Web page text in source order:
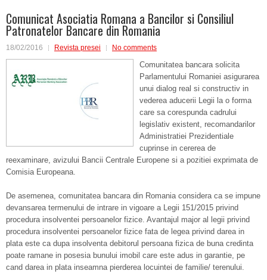
Comunicat Asociatia Romana a Bancilor si Consiliul
Patronatelor Bancare din Romania
18/02/2016 Revista presei No comments
Comunitatea bancara solicita
Parlamentului Romaniei asigurarea
unui dialog real si constructiv in
vederea aducerii Legii la o forma
care sa corespunda cadrului
legislativ existent, recomandarilor
Administratiei Prezidentiale
cuprinse in cererea de
reexaminare, avizului Bancii Centrale Europene si a pozitiei exprimata de
Comisia Europeana.
De asemenea, comunitatea bancara din Romania considera ca se impune
devansarea termenului de intrare in vigoare a Legii 151/2015 privind
procedura insolventei persoanelor fizice. Avantajul major al legii privind
procedura insolventei persoanelor fizice fata de legea privind darea in
plata este ca dupa insolventa debitorul persoana fizica de buna credinta
poate ramane in posesia bunului imobil care este adus in garantie, pe
cand darea in plata inseamna pierderea locuintei de familie/ terenului.